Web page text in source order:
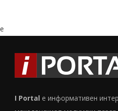
e
I Portal е информативен